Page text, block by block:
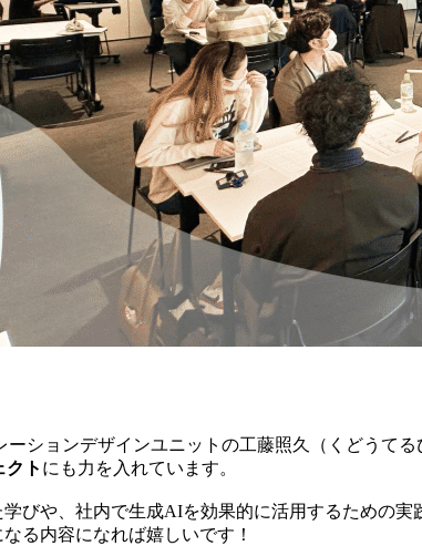
ションデザインユニットの工藤照久（くどうて
ト にも力を入れています。
びや、社内で生成AIを効果的に活用するための
る内容になれば嬉しいです！